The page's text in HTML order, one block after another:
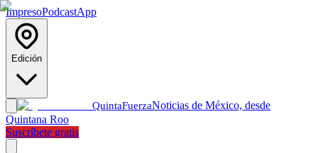
ImpresoPodcastApp
Edición
QuintaFuerzaNoticias de México, desde
Quintana Roo
Suscríbete gratis